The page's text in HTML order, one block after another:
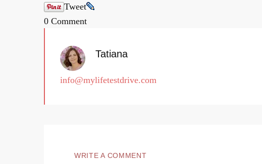
Tweet
0 Comment
Tatiana
info@mylifetestdrive.com
WRITE A COMMENT